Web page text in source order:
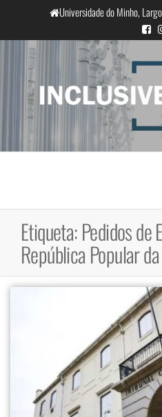
o
conteúdo
Universidade do Minho,
InclusiveCourts
Etiqueta:Pedidos de
República Popular